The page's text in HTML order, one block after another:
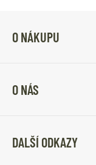
O NÁKUPU
O NÁS
DALŠÍ ODKAZY